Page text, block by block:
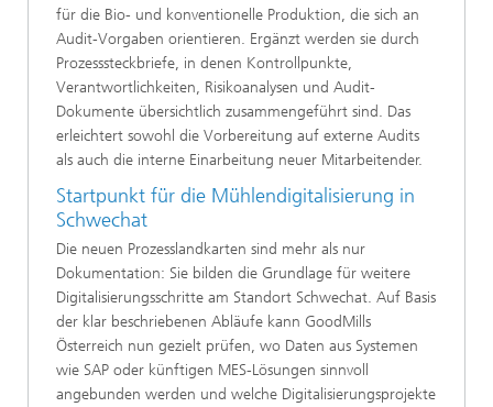
für die Bio- und konventionelle Produktion, die sich an
Audit-Vorgaben orientieren. Ergänzt werden sie durch
Prozesssteckbriefe, in denen Kontrollpunkte,
Verantwortlichkeiten, Risikoanalysen und Audit-
Dokumente übersichtlich zusammengeführt sind. Das
erleichtert sowohl die Vorbereitung auf externe Audits
als auch die interne Einarbeitung neuer Mitarbeitender.
Startpunkt für die Mühlendigitalisierung in
Schwechat
Die neuen Prozesslandkarten sind mehr als nur
Dokumentation: Sie bilden die Grundlage für weitere
Digitalisierungsschritte am Standort Schwechat. Auf Basis
der klar beschriebenen Abläufe kann GoodMills
Österreich nun gezielt prüfen, wo Daten aus Systemen
wie SAP oder künftigen MES-Lösungen sinnvoll
angebunden werden und welche Digitalisierungsprojekte